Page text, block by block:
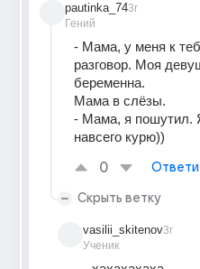
pautinka_74
Гений
3г
- Мама, у меня к
разговор. Моя
беременна.
Мама в слёзы.
- Мама, я пошутил.
навсего курю))
0
Скрыть ветку
vasilii_skitenov
Ученик
3г